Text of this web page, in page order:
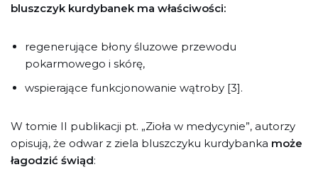
bluszczyk kurdybanek ma właściwości:
regenerujące błony śluzowe przewodu
pokarmowego i skórę,
wspierające funkcjonowanie wątroby [3].
W tomie II publikacji pt. „Zioła w medycynie”, autorzy
opisują, że odwar z ziela bluszczyku kurdybanka może
łagodzić świąd: